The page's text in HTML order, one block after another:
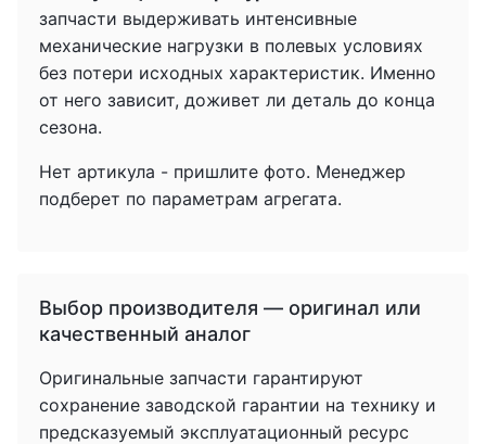
запчасти выдерживать интенсивные
механические нагрузки в полевых условиях
без потери исходных характеристик. Именно
от него зависит, доживет ли деталь до конца
сезона.
Нет артикула - пришлите фото. Менеджер
подберет по параметрам агрегата.
Выбор производителя — оригинал или
качественный аналог
Оригинальные запчасти гарантируют
сохранение заводской гарантии на технику и
предсказуемый эксплуатационный ресурс